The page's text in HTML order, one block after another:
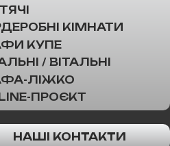
КІМНАТИ
КУПЕ
/ ВІТАЛЬНІ
ЛІЖКО
ПРОЄКТ
НАШІ КОНТАКТИ